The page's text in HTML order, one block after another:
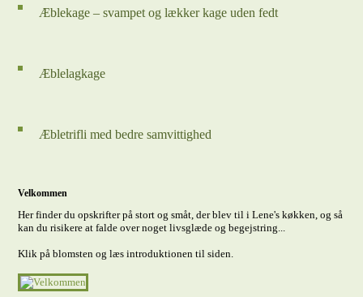
Æblekage – svampet og lækker kage uden fedt
Æblelagkage
Æbletrifli med bedre samvittighed
Velkommen
Her finder du opskrifter på stort og småt, der blev til i Lene's køkken, og så
kan du risikere at falde over noget livsglæde og begejstring...
Klik på blomsten og læs introduktionen til siden.